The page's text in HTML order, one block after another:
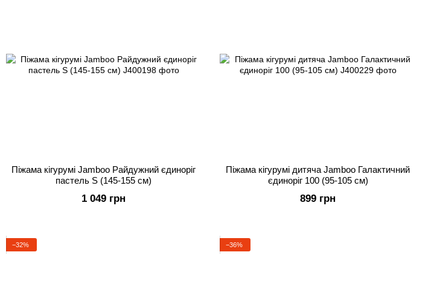
Піжама кігурумі Jamboo Райдужний єдиноріг
пастель S (145-155 см)
1 049 грн
Піжама кігурумі дитяча Jamboo Галактичний
єдиноріг 100 (95-105 см)
899 грн
−32% −36%